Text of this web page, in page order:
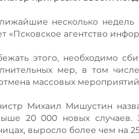
несколько недель
«Псковское агентство
этого, необходимо
мер, в том
массовых
Михаил Мишустин
20 000 новых
выросло более чем на